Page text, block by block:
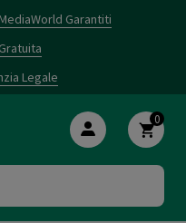
Garantiti
Legale
0